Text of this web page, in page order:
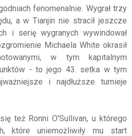
fenomenalnie. Wygrał trzy
a w Tianjin nie stracił jeszcze
i serię wygranych wywindował
Michaela White okrasił
w tym kapitalnym
- to jego 43. setka w tym
i najdłuższe turnieje
też Ronni O'Sullivan, u którego
które uniemożliwiły mu start